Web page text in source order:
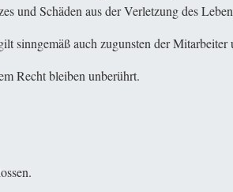
und Schäden aus der Verletzung des
sinngemäß auch zugunsten der
Recht bleiben unberührt.